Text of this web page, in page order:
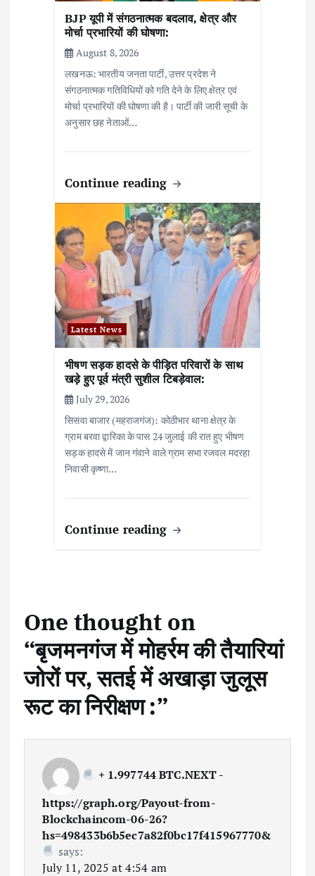
BJP यूपी में संगठनात्मक बदलाव, क्षेत्र और
मोर्चा प्रभारियों की घोषणा:
August 8, 2026
लखनऊ: भारतीय जनता पार्टी, उत्तर प्रदेश ने
संगठनात्मक गतिविधियों को गति देने के लिए क्षेत्र एवं
मोर्चा प्रभारियों की घोषणा की है। पार्टी की जारी सूची के
अनुसार छह नेताओं…
Continue reading
Latest News
भीषण सड़क हादसे के पीड़ित परिवारों के साथ
खड़े हुए पूर्व मंत्री सुशील टिबड़ेवाल:
July 29, 2026
सिसवा बाजार (महराजगंज): कोठीभार थाना क्षेत्र के
ग्राम बरवा द्वारिका के पास 24 जुलाई की रात हुए भीषण
सड़क हादसे में जान गंवाने वाले ग्राम सभा रजवल मदरहा
निवासी कृष्णा…
Continue reading
One thought on
“बृजमनगंज में मोहर्रम की तैयारियां
जोरों पर, सतई में अखाड़ा जुलूस
रूट का निरीक्षण :”
+ 1.997744 BTC.NEXT -
https://graph.org/Payout-from-
Blockchaincom-06-26?
hs=498433b6b5ec7a82f0bc17f415967770&
says:
July 11, 2025 at 4:54 am